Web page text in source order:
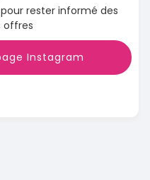
rester informé des
offres
Instagram